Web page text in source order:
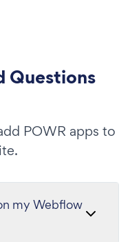
Questions
POWR apps to
my Webflow